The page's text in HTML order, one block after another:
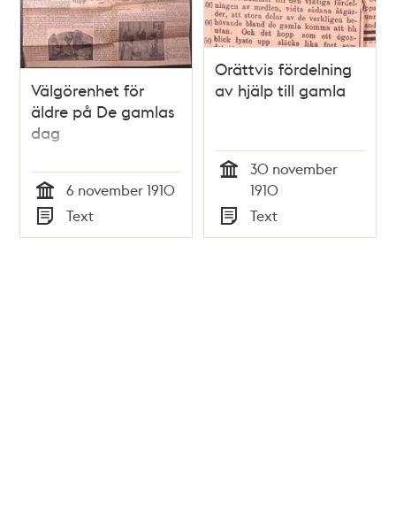
Välgörenhet för
äldre på De gamlas
dag
Tid
6 november 1910
Typ
Text
Orättvis fördelning
av hjälp till gamla
30 november
1910
Typ
Text